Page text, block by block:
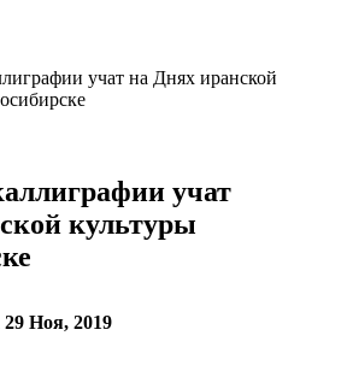
учат на Днях иранской
учат
культуры
29 Ноя, 2019